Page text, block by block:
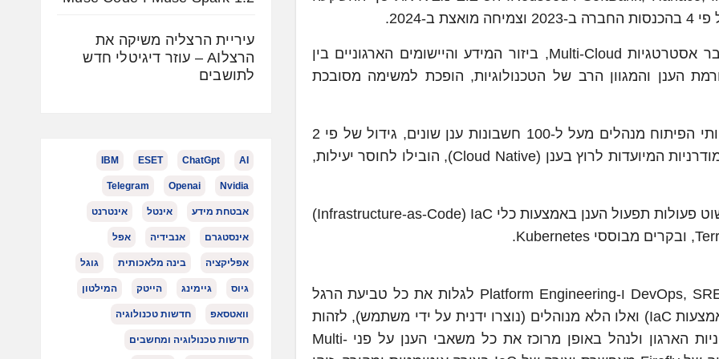
ארגונים בכל הגדלים והמגזרים מאמצים בקצב גובר אסטרטגיות Multi-Cloud, ביזור המידע והיישומים הארגוניים בין
הענן והמגוון הרב של הטכנולוגיות, הופכת למשימה מסובכת
סקר ש-Firefly ערכה השנה גילה שקרוב לרבע מצוותי הפיתוח מנהלים מעל ל-100 חשבונות ענן שונים, גידול של פי 2
ביחס ל-2023. השימוש הגובר בפיתוח אפליקציות מודרניות המיועדות לרוץ בענן (Cloud Native), הובילו לחוסר יעילות,
Firefly מאפשרת התמודדות עם אתגר זה על ידי פישוט פעולות תפעול הענן באמצעות כלי Infrastructure-as-Code) IaC)
פתרון השליטה בענן של Firefly מאפשרת לצוותי DevOps, SRE ו-Platform Engineering לגלות את כל טביעת הרגל
שלהם בענן, מיפוי החלקים המקודדים (מנוהלים באמצעות IaC) ואלו הלא מנוהלים (נוצרו ידנית על ידי משתמש), לזהות
כשלים בתשתית, לסווג את הנכסים בהתאם למדיניות הארגון ולנהל באופן מרוכז את כל משאבי הענן על פני Multi-
עיריית הרצליה משיקה את
הרצלAI – עוזר דיגיטלי חדש
לתושבים
AI
ChatGpt
ESET
IBM
Nvidia
Openai
Telegram
אבטחת מידע אינטל אינטרנט
אינסטגרם אנבידיה אפל
אפליקציה בינה מלאכותית גוגל
גיוס גיימינג הייטק המילטון
וואטסאפ חדשות טכנולוגיה
חדשות טכנולוגיה ומחשבים